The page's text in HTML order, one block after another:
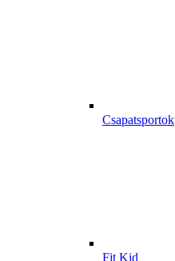
Csapatsportok
Fit Kid